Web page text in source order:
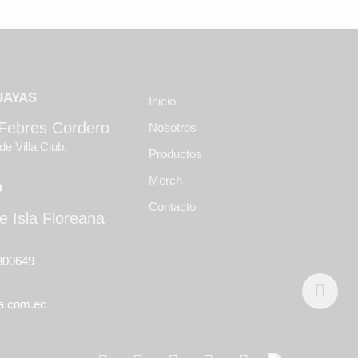
Cordero
Villa Club.
Isla Floreana
Inicio
Nosotros
Productos
Merch
Contacto